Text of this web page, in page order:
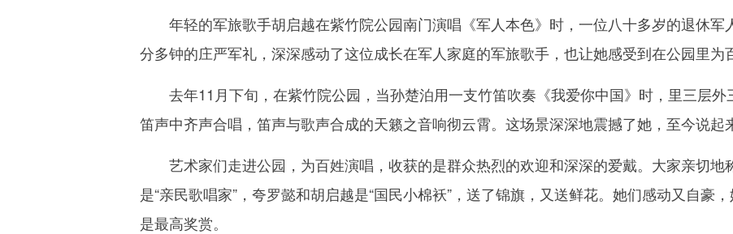
年轻的军旅歌手胡启越在紫竹院公园南门演唱《军人本色》时，一位八十多岁的退休军
分多钟的庄严军礼，深深感动了这位成长在军人家庭的军旅歌手，也让她感受到在公园里为
去年11月下旬，在紫竹院公园，当孙楚泊用一支竹笛吹奏《我爱你中国》时，里三层外
笛声中齐声合唱，笛声与歌声合成的天籁之音响彻云霄。这场景深深地震撼了她，至今说起来
艺术家们走进公园，为百姓演唱，收获的是群众热烈的欢迎和深深的爱戴。大家亲切地
是“亲民歌唱家”，夸罗懿和胡启越是“国民小棉袄”，送了锦旗，又送鲜花。她们感动又自豪
是最高奖赏。